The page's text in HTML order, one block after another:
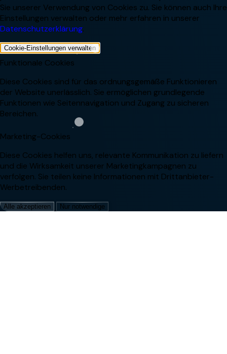
Sie unserer Verwendung von Cookies zu. Sie können auch Ihre
Einstellungen verwalten oder mehr erfahren in unserer
Datenschutzerklärung.
Cookie-Einstellungen verwalten
Funktionale Cookies
Diese Cookies sind für das ordnungsgemäße Funktionieren
der Website unerlässlich. Sie ermöglichen grundlegende
Funktionen wie Seitennavigation und Zugang zu sicheren
Bereichen.
Marketing-Cookies
Diese Cookies helfen uns, relevante Kommunikation zu liefern
und die Wirksamkeit unserer Marketingkampagnen zu
verfolgen. Sie teilen keine Informationen mit Drittanbieter-
Werbetreibenden.
Alle akzeptieren Nur notwendige